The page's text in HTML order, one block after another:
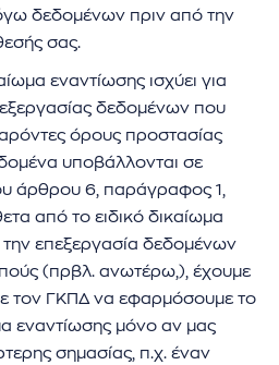
δεδομένων πριν από την
σας.
εναντίωσης ισχύει για
δεδομένων που
όρους προστασίας
υποβάλλονται σε
άρθρου 6, παράγραφος 1,
από το ειδικό δικαίωμα
επεξεργασία δεδομένων
(πρβλ. ανωτέρω,), έχουμε
τον ΓΚΠΔ να εφαρμόσουμε το
εναντίωσης μόνο αν μας
σημασίας, π.χ. έναν